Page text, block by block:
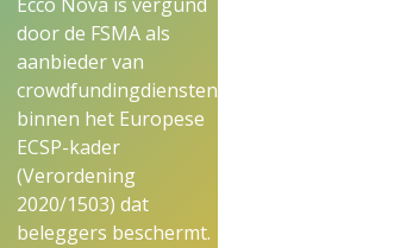
door de FSMA als
aanbieder van
crowdfundingdiensten,
binnen het Europese
ECSP-kader
(Verordening
2020/1503) dat
beleggers beschermt.